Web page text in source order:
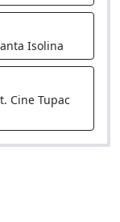
Isolina
Cine Tupac